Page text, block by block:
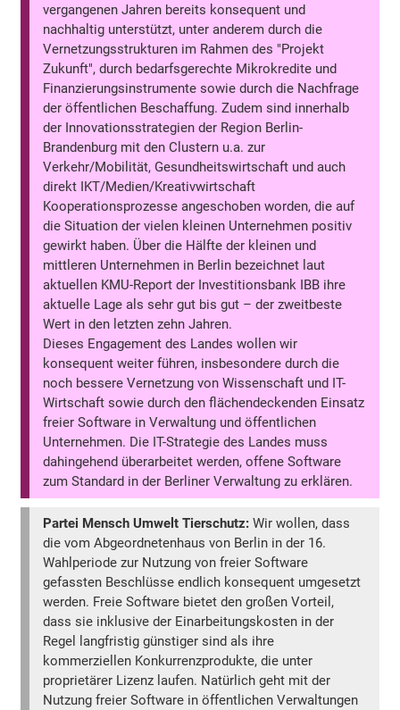
vergangenen Jahren bereits konsequent und
nachhaltig unterstützt, unter anderem durch die
Vernetzungsstrukturen im Rahmen des "Projekt
Zukunft", durch bedarfsgerechte Mikrokredite und
Finanzierungsinstrumente sowie durch die Nachfrage
der öffentlichen Beschaffung. Zudem sind innerhalb
der Innovationsstrategien der Region Berlin-
Brandenburg mit den Clustern u.a. zur
Verkehr/Mobilität, Gesundheitswirtschaft und auch
direkt IKT/Medien/Kreativwirtschaft
Kooperationsprozesse angeschoben worden, die auf
die Situation der vielen kleinen Unternehmen positiv
gewirkt haben. Über die Hälfte der kleinen und
mittleren Unternehmen in Berlin bezeichnet laut
aktuellen KMU-Report der Investitionsbank IBB ihre
aktuelle Lage als sehr gut bis gut – der zweitbeste
Wert in den letzten zehn Jahren.
Dieses Engagement des Landes wollen wir
konsequent weiter führen, insbesondere durch die
noch bessere Vernetzung von Wissenschaft und IT-
Wirtschaft sowie durch den flächendeckenden Einsatz
freier Software in Verwaltung und öffentlichen
Unternehmen. Die IT-Strategie des Landes muss
dahingehend überarbeitet werden, offene Software
zum Standard in der Berliner Verwaltung zu erklären.
Partei Mensch Umwelt Tierschutz: Wir wollen, dass
die vom Abgeordnetenhaus von Berlin in der 16.
Wahlperiode zur Nutzung von freier Software
gefassten Beschlüsse endlich konsequent umgesetzt
werden. Freie Software bietet den großen Vorteil,
dass sie inklusive der Einarbeitungskosten in der
Regel langfristig günstiger sind als ihre
kommerziellen Konkurrenzprodukte, die unter
proprietärer Lizenz laufen. Natürlich geht mit der
Nutzung freier Software in öffentlichen Verwaltungen